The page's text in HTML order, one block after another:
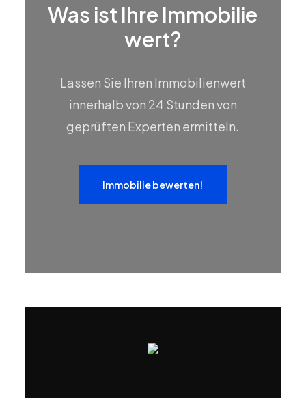
Was ist Ihre Immobilie
wert?
Lassen Sie Ihren Immobilienwert
innerhalb von 24 Stunden von
geprüften Experten ermitteln.
Immobilie bewerten!